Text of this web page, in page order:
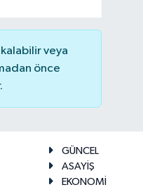
veya
önce
GÜNCEL
ASAYİŞ
EKONOMİ